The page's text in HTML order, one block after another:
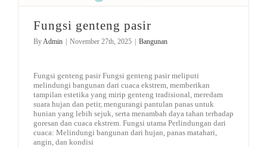
Fungsi genteng pasir
By Admin | November 27th, 2025 | Bangunan
Fungsi genteng pasir Fungsi genteng pasir meliputi
melindungi bangunan dari cuaca ekstrem, memberikan
tampilan estetika yang mirip genteng tradisional, meredam
suara hujan dan petir, mengurangi pantulan panas untuk
hunian yang lebih sejuk, serta menambah daya tahan terhadap
goresan dan cuaca ekstrem. Fungsi utama Perlindungan dari
cuaca: Melindungi bangunan dari hujan, panas matahari,
angin, dan kondisi